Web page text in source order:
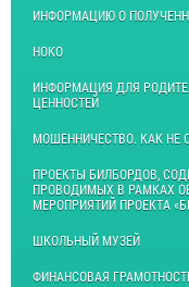
ИНФОРМАЦИЮ О
НОКО
ИНФОРМАЦИЯ ДЛЯ
ЦЕННОСТЕЙ
МОШЕННИЧЕСТВО. КАК НЕ
ПРОЕКТЫ БИЛБОРДОВ,
ПРОВОДИМЫХ В РАМКАХ
МЕРОПРИЯТИЙ ПРОЕКТА
ШКОЛЬНЫЙ МУЗЕЙ
ФИНАНСОВАЯ